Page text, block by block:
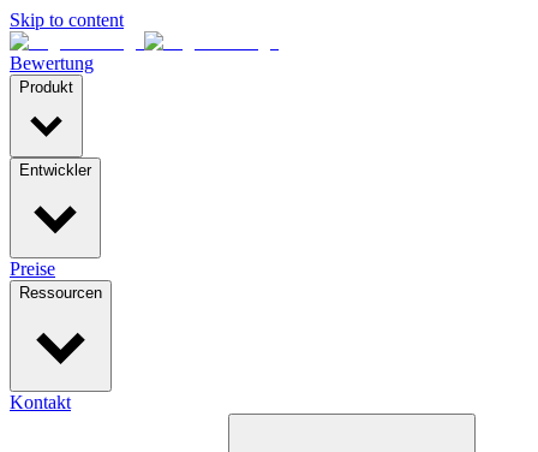
Skip to content
Bewertung
Produkt
Entwickler
Preise
Ressourcen
Kontakt